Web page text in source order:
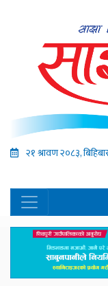
२१ श्रावण २०८३,